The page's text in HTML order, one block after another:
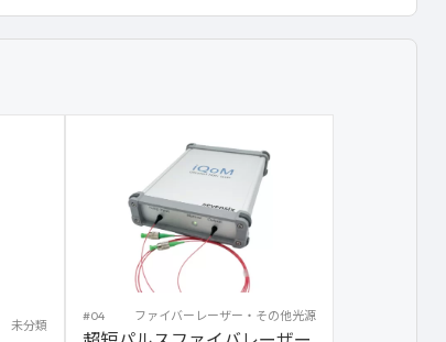
未分類
#04 ファイバーレーザー・その他光源